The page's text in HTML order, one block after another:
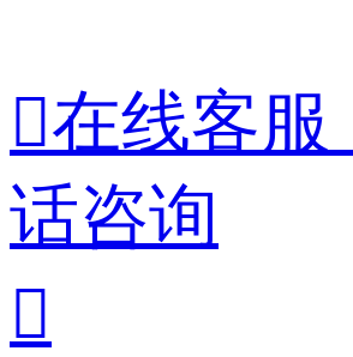
在线客服
话咨询
